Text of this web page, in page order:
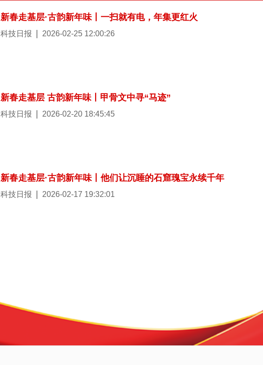
新春走基层·古韵新年味丨一扫就有电，年集更红火
科技日报 2026-02-25 12:00:26
新春走基层 古韵新年味丨甲骨文中寻“马迹”
科技日报 2026-02-20 18:45:45
新春走基层·古韵新年味丨他们让沉睡的石窟瑰宝永续千年
科技日报 2026-02-17 19:32:01